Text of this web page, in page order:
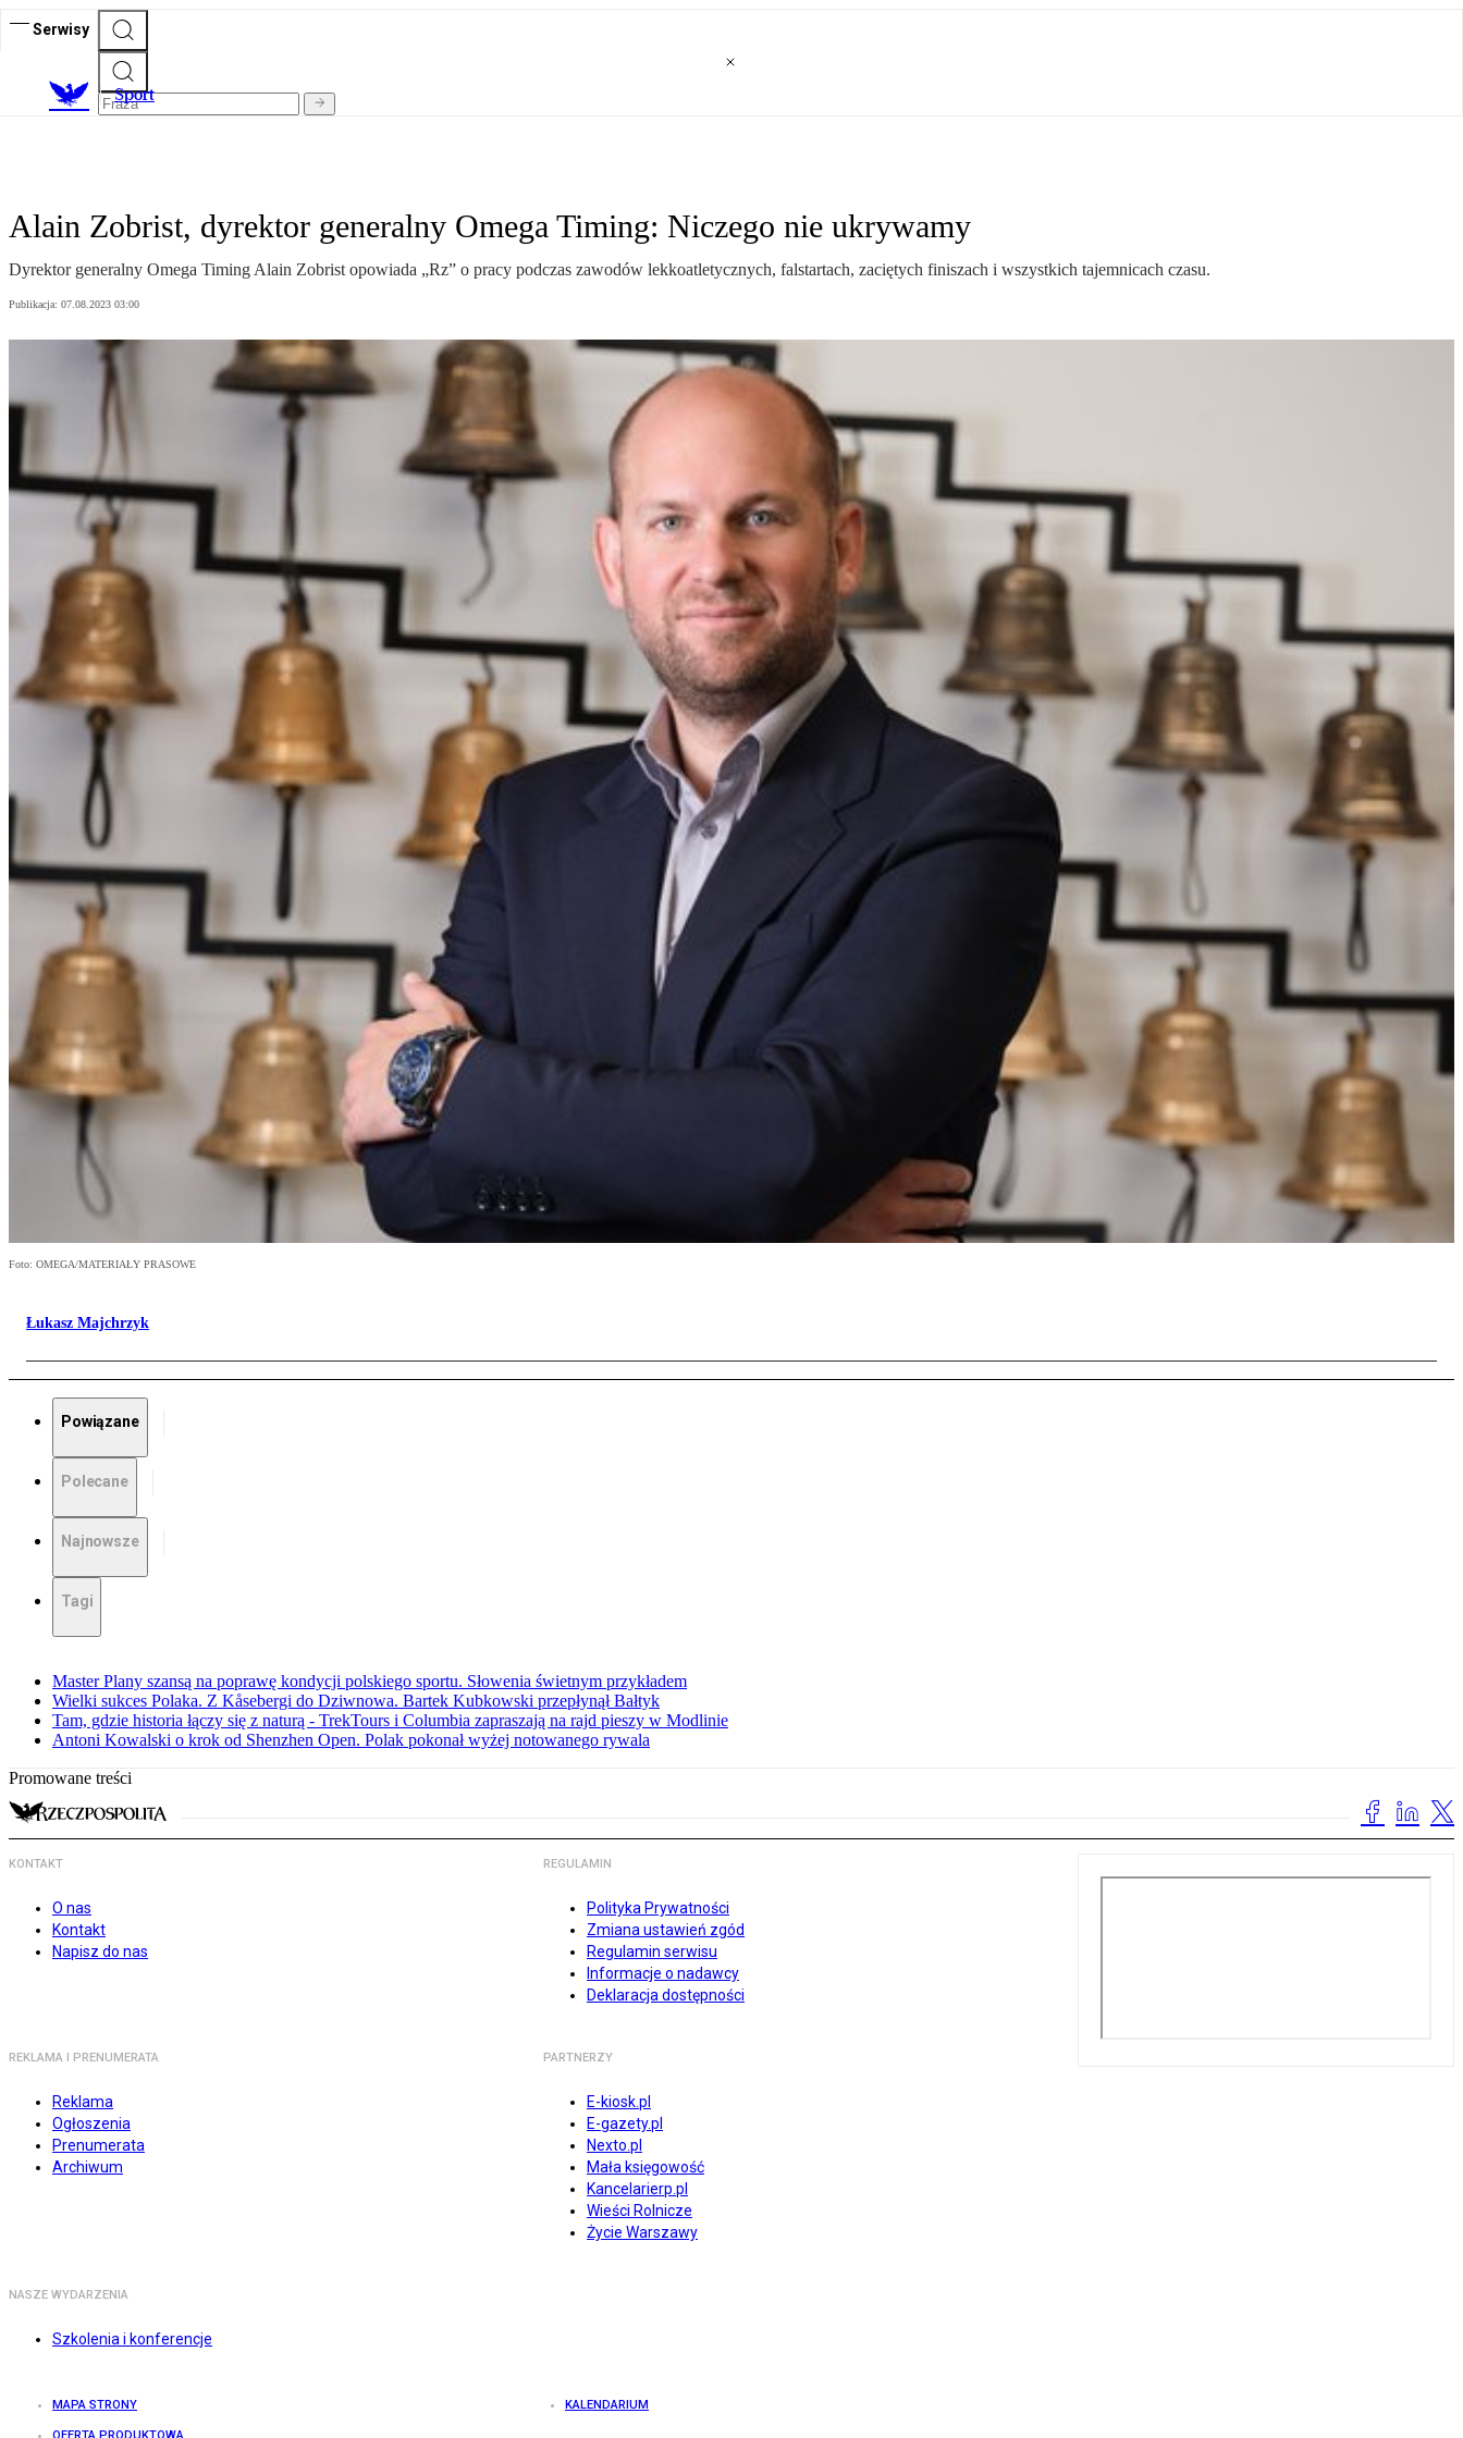
Serwisy
Sport
Alain Zobrist, dyrektor generalny Omega Timing: Niczego nie ukrywamy
Dyrektor generalny Omega Timing Alain Zobrist opowiada „Rz” o pracy podczas zawodów lekkoatletycznych, falstartach, zaciętych finiszach i wszystkich tajemnicach czasu.
Publikacja: 07.08.2023 03:00
Foto: OMEGA/MATERIAŁY PRASOWE
Łukasz Majchrzyk
Powiązane
Polecane
Najnowsze
Tagi
Master Plany szansą na poprawę kondycji polskiego sportu. Słowenia świetnym przykładem
Wielki sukces Polaka. Z Kåsebergi do Dziwnowa. Bartek Kubkowski przepłynął Bałtyk
Tam, gdzie historia łączy się z naturą - TrekTours i Columbia zapraszają na rajd pieszy w Modlinie
Antoni Kowalski o krok od Shenzhen Open. Polak pokonał wyżej notowanego rywala
Promowane treści
KONTAKT
O nas
Kontakt
Napisz do nas
REGULAMIN
Polityka Prywatności
Zmiana ustawień zgód
Regulamin serwisu
Informacje o nadawcy
Deklaracja dostępności
REKLAMA I PRENUMERATA
Reklama
Ogłoszenia
Prenumerata
Archiwum
PARTNERZY
E-kiosk.pl
E-gazety.pl
Nexto.pl
Mała księgowość
Kancelarierp.pl
Wieści Rolnicze
Życie Warszawy
NASZE WYDARZENIA
Szkolenia i konferencje
MAPA STRONY KALENDARIUM